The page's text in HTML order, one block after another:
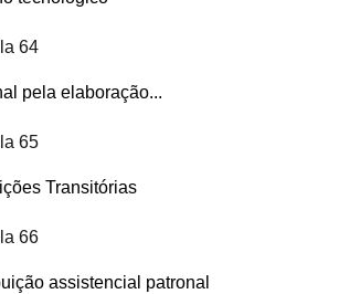
64
pela elaboração...
65
Transitórias
66
assistencial patronal